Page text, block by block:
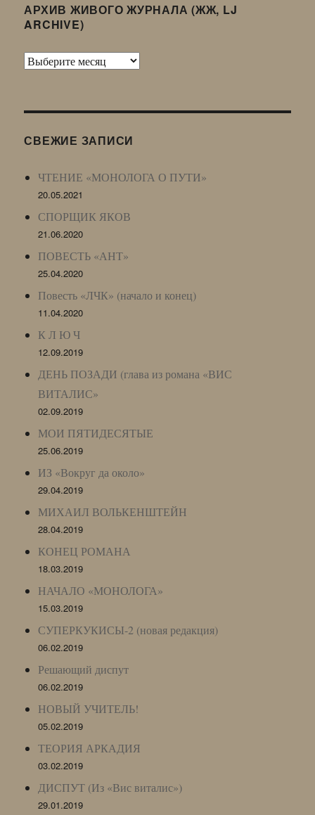
АРХИВ ЖИВОГО ЖУРНАЛА (ЖЖ, LJ
ARCHIVE)
Архив
LJ
СВЕЖИЕ ЗАПИСИ
ЧТЕНИЕ «МОНОЛОГА О ПУТИ»
20.05.2021
СПОРЩИК ЯКОВ
21.06.2020
ПОВЕСТЬ «АНТ»
25.04.2020
Повесть «ЛЧК» (начало и конец)
11.04.2020
К Л Ю Ч
12.09.2019
ДЕНЬ ПОЗАДИ (глава из романа «ВИС
ВИТАЛИС»
02.09.2019
МОИ ПЯТИДЕСЯТЫЕ
25.06.2019
ИЗ «Вокруг да около»
29.04.2019
МИХАИЛ ВОЛЬКЕНШТЕЙН
28.04.2019
КОНЕЦ РОМАНА
18.03.2019
НАЧАЛО «МОНОЛОГА»
15.03.2019
СУПЕРКУКИСЫ-2 (новая редакция)
06.02.2019
Решающий диспут
06.02.2019
НОВЫЙ УЧИТЕЛЬ!
05.02.2019
ТЕОРИЯ АРКАДИЯ
03.02.2019
ДИСПУТ (Из «Вис виталис»)
29.01.2019